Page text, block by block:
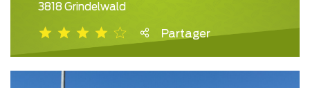
3818 Grindelwald
Partager